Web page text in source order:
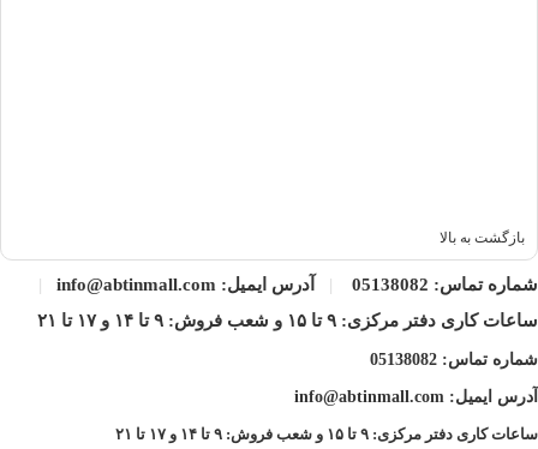
بازگشت به بالا
شماره تماس: 05138082
| آدرس ایمیل: info@abtinmall.com
|
ساعات کاری دفتر مرکزی: ۹ تا ۱۵ و شعب فروش: ۹ تا ۱۴ و ۱۷ تا ۲۱
شماره تماس: 05138082
آدرس ایمیل: info@abtinmall.com
ساعات کاری دفتر مرکزی: ۹ تا ۱۵ و شعب فروش: ۹ تا ۱۴ و ۱۷ تا ۲۱